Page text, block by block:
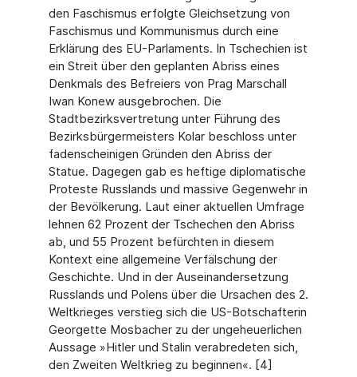
den Faschismus erfolgte Gleichsetzung von
Faschismus und Kommunismus durch eine
Erklärung des EU-Parlaments. In Tschechien ist
ein Streit über den geplanten Abriss eines
Denkmals des Befreiers von Prag Marschall
Iwan Konew ausgebrochen. Die
Stadtbezirksvertretung unter Führung des
Bezirksbürgermeisters Kolar beschloss unter
fadenscheinigen Gründen den Abriss der
Statue. Dagegen gab es heftige diplomatische
Proteste Russlands und massive Gegenwehr in
der Bevölkerung. Laut einer aktuellen Umfrage
lehnen 62 Prozent der Tschechen den Abriss
ab, und 55 Prozent befürchten in diesem
Kontext eine allgemeine Verfälschung der
Geschichte. Und in der Auseinandersetzung
Russlands und Polens über die Ursachen des 2.
Weltkrieges verstieg sich die US-Botschafterin
Georgette Mosbacher zu der ungeheuerlichen
Aussage »Hitler und Stalin verabredeten sich,
den Zweiten Weltkrieg zu beginnen«. [4]